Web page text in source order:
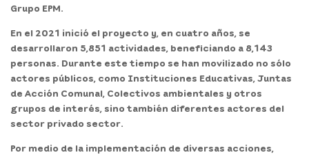
Grupo EPM.
En el 2021 inició el proyecto y, en cuatro años, se
desarrollaron 5,851 actividades, beneficiando a 8,143
personas. Durante este tiempo se han movilizado no sólo
actores públicos, como Instituciones Educativas, Juntas
de Acción Comunal, Colectivos ambientales y otros
grupos de interés, sino también diferentes actores del
sector privado sector.
Por medio de la implementación de diversas acciones,